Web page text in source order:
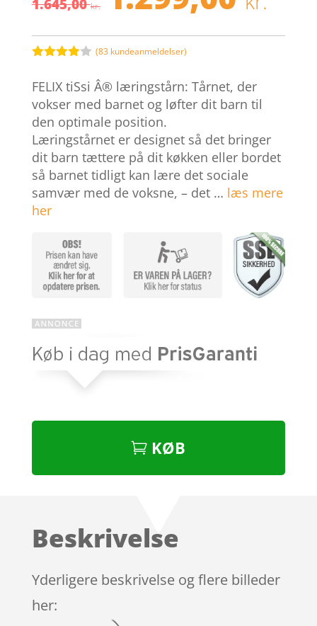
1.645,00kr. oprindelige
pris
var:
1.645,00 kr..
pris
er:
ud af 5
baseret
på
kundebed
ømmelse
r
(83 kundeanmeldelser)
FELIX tiSsi Â® læringstårn: Tårnet, der
vokser med barnet og løfter dit barn til
den optimale position.
Læringstårnet er designet så det bringer
dit barn tættere på dit køkken eller bordet
så barnet tidligt kan lære det sociale
samvær med de voksne, – det … læs mere
her
KØB
Beskrivelse
Yderligere beskrivelse og flere billeder
her: